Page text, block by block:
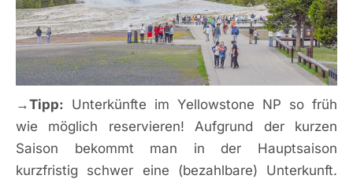
→Tipp: Unterkünfte im Yellowstone NP so früh
wie möglich reservieren! Aufgrund der kurzen
Saison bekommt man in der Hauptsaison
kurzfristig schwer eine (bezahlbare) Unterkunft.